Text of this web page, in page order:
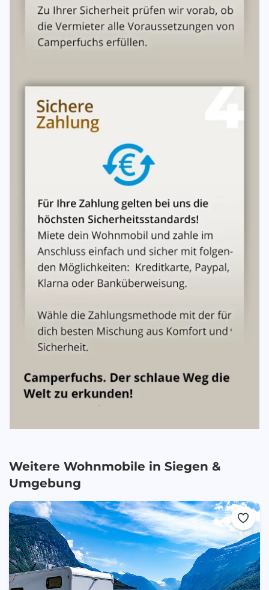
Weitere Wohnmobile in Siegen &
Umgebung